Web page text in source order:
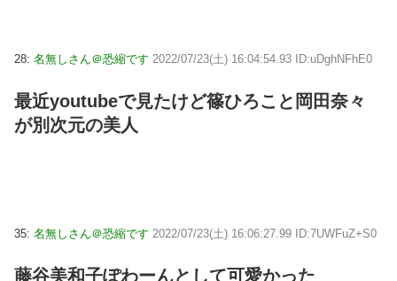
28: 名無しさん＠恐縮です 2022/07/23(土) 16:04:54.93 ID:uDghNFhE0
最近youtubeで見たけど篠ひろこと岡田奈々
が別次元の美人
35: 名無しさん＠恐縮です 2022/07/23(土) 16:06:27.99 ID:7UWFuZ+S0
藤谷美和子ぽわーんとして可愛かった